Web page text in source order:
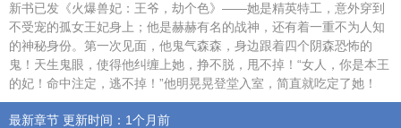
新书已发《火爆兽妃：王爷，劫个色》——她是精英特工，意外穿到
不受宠的孤女王妃身上；他是赫赫有名的战神，还有着一重不为人知
的神秘身份。第一次见面，他鬼气森森，身边跟着四个阴森恐怖的
鬼！天生鬼眼，使得他纠缠上她，挣不脱，甩不掉！“女人，你是本王
的妃！命中注定，逃不掉！”他明晃晃登堂入室，简直就吃定了她！
最新章节 更新时间：1个月前